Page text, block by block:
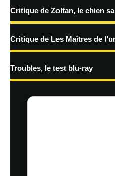
Critique de Zoltan, le chien
Critique de Les Maîtres de
Troubles, le test blu-ray